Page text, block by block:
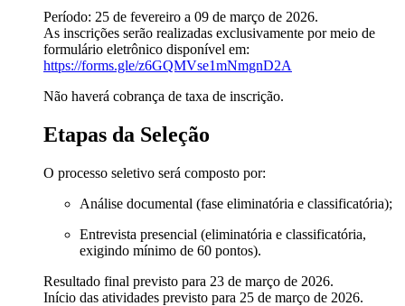
Período: 25 de fevereiro a 09 de março de 2026.
As inscrições serão realizadas exclusivamente por meio de
formulário eletrônico disponível em:
https://forms.gle/z6GQMVse1mNmgnD2A
Não haverá cobrança de taxa de inscrição.
Etapas da Seleção
O processo seletivo será composto por:
Análise documental (fase eliminatória e classificatória);
Entrevista presencial (eliminatória e classificatória,
exigindo mínimo de 60 pontos).
Resultado final previsto para 23 de março de 2026.
Início das atividades previsto para 25 de março de 2026.